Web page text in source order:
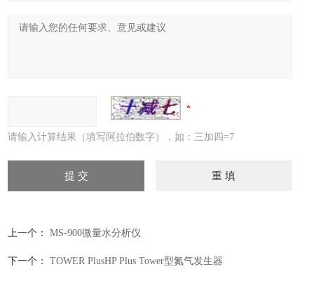
请输入计算结果（填写阿拉伯数字），如：三加四=7
上一个： MS-900微量水分析仪
下一个： TOWER PlusHP Plus Tower型氮气发生器